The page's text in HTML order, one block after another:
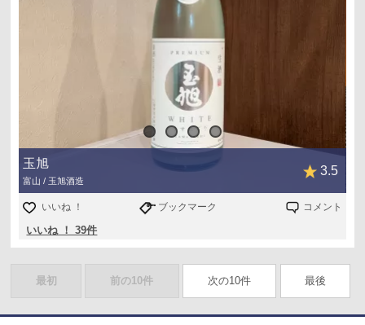
玉旭
富山 / 玉旭酒造
3.5
いいね ！ ブックマーク コメント
いいね ！ 39件
最初 前の10件 次の10件 最後